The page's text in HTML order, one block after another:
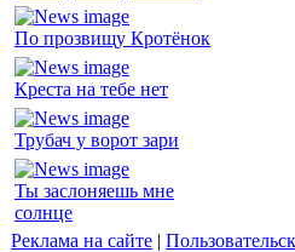
По прозвищу Кротёнок
Креста на тебе нет
Трубач у ворот зари
Ты заслоняешь мне
солнце
Реклама на сайте |